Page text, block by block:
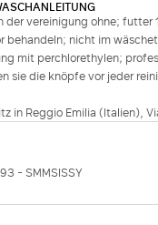
vereinigung ohne; futter
behandeln; nicht im
mit perchlorethylen;
sie die knöpfe vor jeder
in Reggio Emilia (Italien),
- SMMSISSY